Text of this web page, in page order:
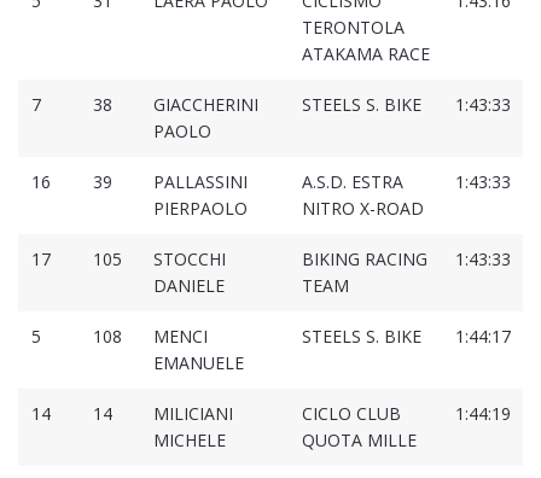
TERONTOLA
ATAKAMA RACE
7 38
GIACCHERINI
PAOLO
STEELS S. BIKE 1:43:33
16 39
PALLASSINI
PIERPAOLO
A.S.D. ESTRA
NITRO X-ROAD
1:43:33
17 105
STOCCHI
DANIELE
BIKING RACING
TEAM
1:43:33
5 108
MENCI
EMANUELE
STEELS S. BIKE 1:44:17
14 14
MILICIANI
MICHELE
CICLO CLUB
QUOTA MILLE
1:44:19